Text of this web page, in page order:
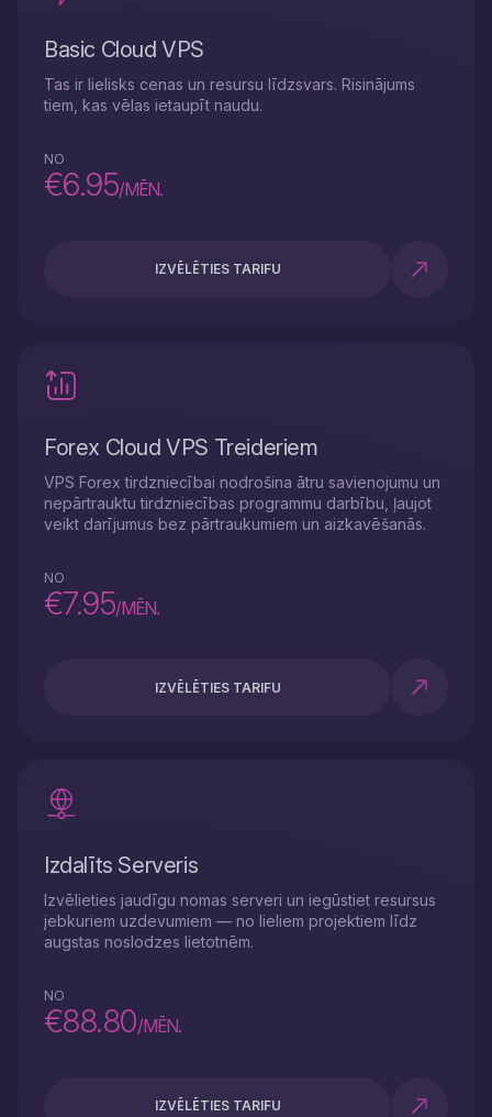
Basic Cloud VPS
Tas ir lielisks cenas un resursu līdzsvars. Risinājums
tiem, kas vēlas ietaupīt naudu.
NO
€6.95/MĒN.
IZVĒLĒTIES TARIFU
Forex Cloud VPS Treideriem
VPS Forex tirdzniecībai nodrošina ātru savienojumu un
nepārtrauktu tirdzniecības programmu darbību, ļaujot
veikt darījumus bez pārtraukumiem un aizkavēšanās.
NO
€7.95/MĒN.
IZVĒLĒTIES TARIFU
Izdalīts Serveris
Izvēlieties jaudīgu nomas serveri un iegūstiet resursus
jebkuriem uzdevumiem — no lieliem projektiem līdz
augstas noslodzes lietotnēm.
NO
€88.80/MĒN.
IZVĒLĒTIES TARIFU